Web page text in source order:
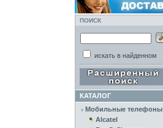
ПОИСК
искать в найденном
КАТАЛОГ
Мобильные телефоны
Alcatel